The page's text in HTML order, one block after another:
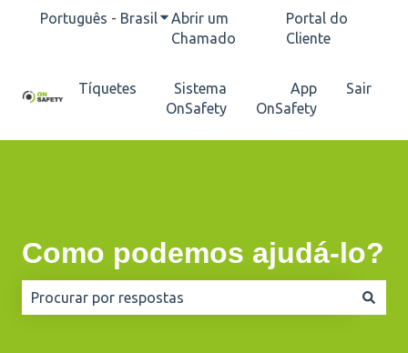
Português - BrasilMostrar submenu para traduções
Abrir um
Chamado
Portal do
Cliente
Tíquetes
Sistema
OnSafety
App
OnSafety
Sair
Como podemos ajudá-lo?